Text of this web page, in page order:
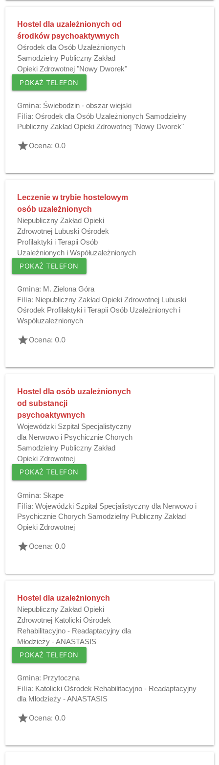
Hostel dla uzależnionych od
środków psychoaktywnych
Ośrodek dla Osób Uzależnionych
Samodzielny Publiczny Zakład
Opieki Zdrowotnej "Nowy Dworek"
POKAŻ TELEFON
Gmina: Świebodzin - obszar wiejski
Filia: Ośrodek dla Osób Uzależnionych Samodzielny
Publiczny Zakład Opieki Zdrowotnej "Nowy Dworek"
gradeOcena: 0.0
Leczenie w trybie hostelowym
osób uzależnionych
Niepubliczny Zakład Opieki
Zdrowotnej Lubuski Ośrodek
Profilaktyki i Terapii Osób
Uzależnionych i Współuzależnionych
POKAŻ TELEFON
Gmina: M. Zielona Góra
Filia: Niepubliczny Zakład Opieki Zdrowotnej Lubuski
Ośrodek Profilaktyki i Terapii Osób Uzależnionych i
Współuzależnionych
gradeOcena: 0.0
Hostel dla osób uzależnionych
od substancji
psychoaktywnych
Wojewódzki Szpital Specjalistyczny
dla Nerwowo i Psychicznie Chorych
Samodzielny Publiczny Zakład
Opieki Zdrowotnej
POKAŻ TELEFON
Gmina: Skąpe
Filia: Wojewódzki Szpital Specjalistyczny dla Nerwowo i
Psychicznie Chorych Samodzielny Publiczny Zakład
Opieki Zdrowotnej
gradeOcena: 0.0
Hostel dla uzależnionych
Niepubliczny Zakład Opieki
Zdrowotnej Katolicki Ośrodek
Rehabilitacyjno - Readaptacyjny dla
Młodzieży - ANASTASIS
POKAŻ TELEFON
Gmina: Przytoczna
Filia: Katolicki Ośrodek Rehabilitacyjno - Readaptacyjny
dla Młodzieży - ANASTASIS
gradeOcena: 0.0